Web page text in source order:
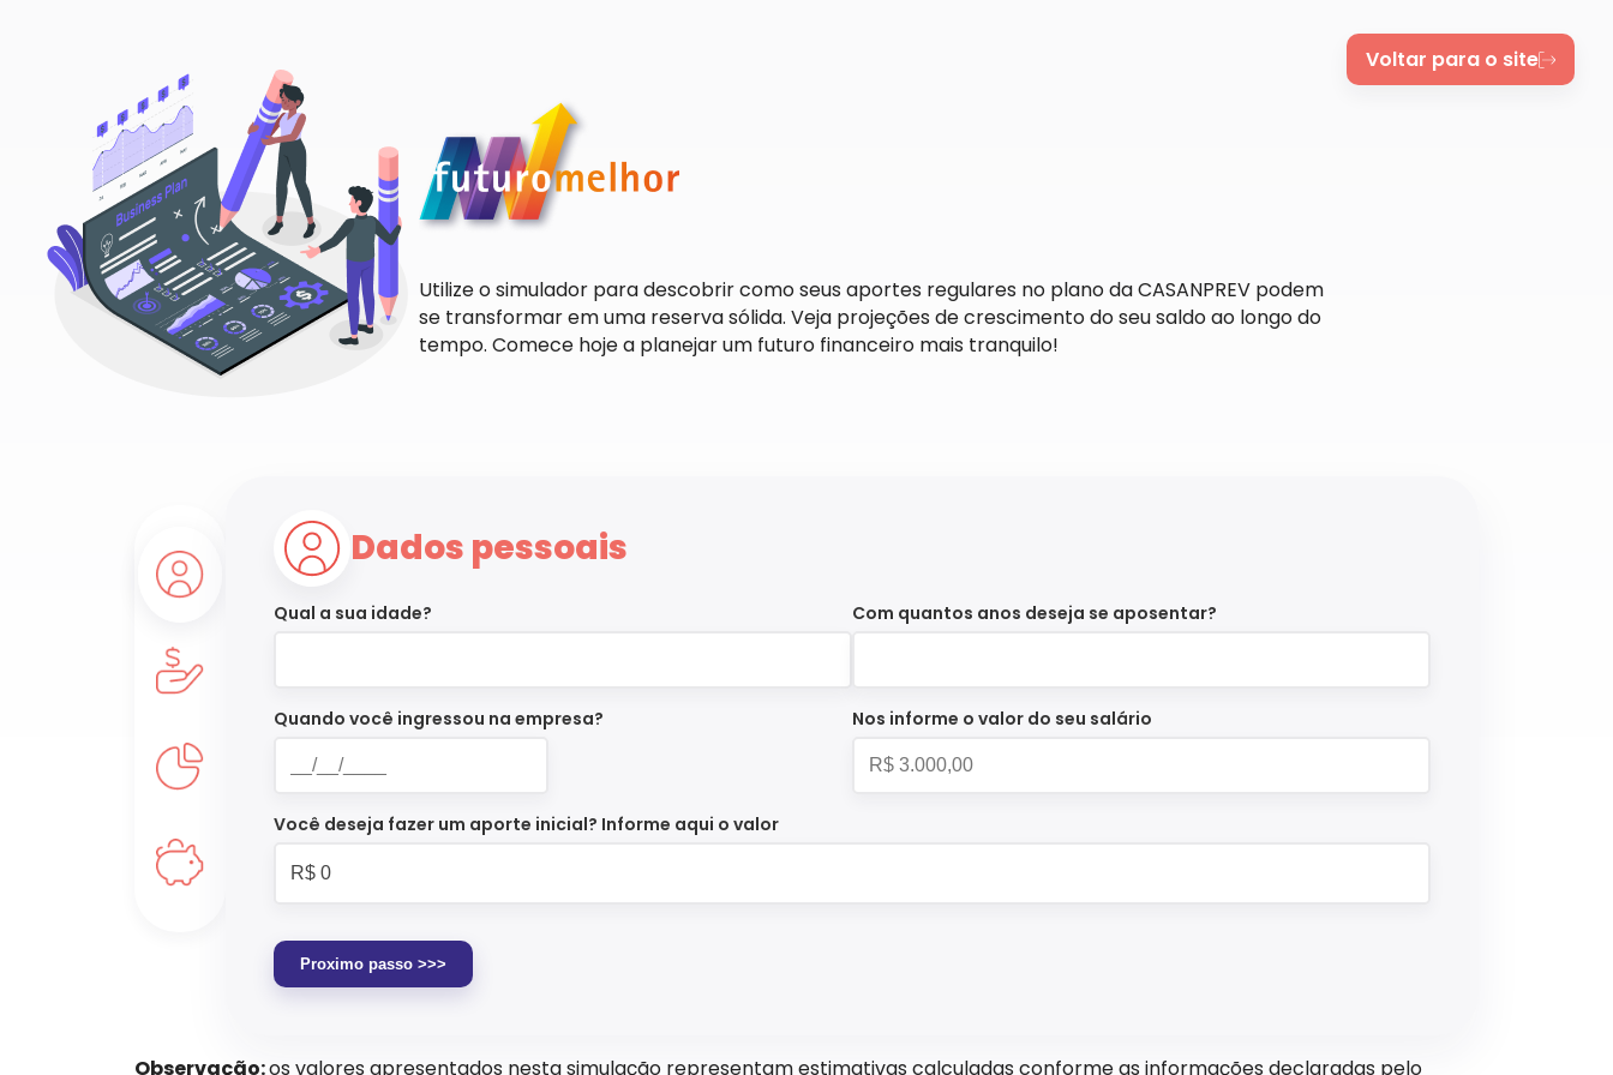
Voltar para o site
Utilize o simulador para descobrir como seus aportes regulares no plano da CASANPREV podem
se transformar em uma reserva sólida. Veja projeções de crescimento do seu saldo ao longo do
tempo. Comece hoje a planejar um futuro financeiro mais tranquilo!
Dados pessoais
Qual a sua idade? Com quantos anos deseja se aposentar?
Quando você ingressou na empresa? Nos informe o valor do seu salário
Você deseja fazer um aporte inicial? Informe aqui o valor
Proximo passo >>>
Observação:os valores apresentados nesta simulação representam estimativas calculadas conforme as informações declaradas pelo